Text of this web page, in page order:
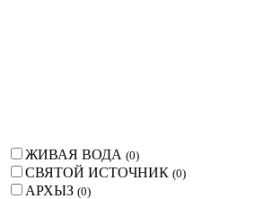
ЖИВАЯ ВОДА (0)
СВЯТОЙ ИСТОЧНИК (0)
АРХЫЗ (0)